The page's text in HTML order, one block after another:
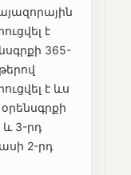
է
365-
է ևս
և 3-րդ
2-րդ